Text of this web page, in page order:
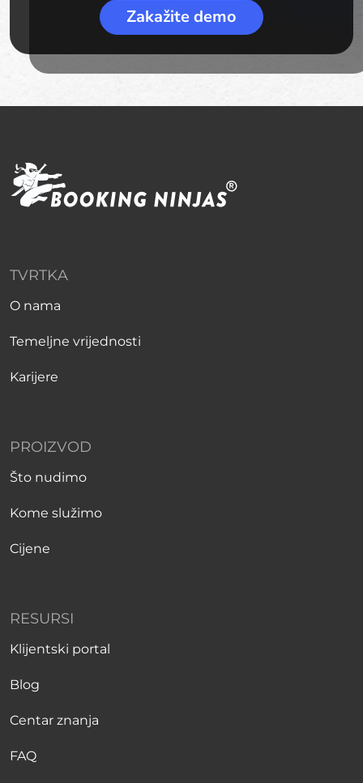
Zakažite demo
TVRTKA
O nama
Temeljne vrijednosti
Karijere
PROIZVOD
Što nudimo
Kome služimo
Cijene
RESURSI
Klijentski portal
Blog
Centar znanja
FAQ